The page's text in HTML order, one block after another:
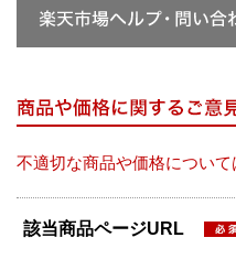
不適切な商品や価格につい
該当商品ページURL